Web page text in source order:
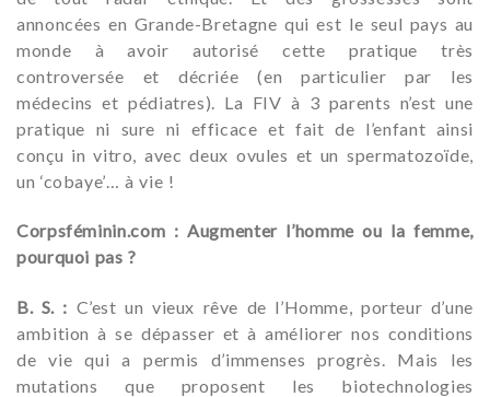
annoncées en Grande-Bretagne qui est le seul pays au
monde à avoir autorisé cette pratique très
controversée et décriée (en particulier par les
médecins et pédiatres). La FIV à 3 parents n’est une
pratique ni sure ni efficace et fait de l’enfant ainsi
conçu in vitro, avec deux ovules et un spermatozoïde,
un ‘cobaye’… à vie !
Corpsféminin.com : Augmenter l’homme ou la femme,
pourquoi pas ?
B. S. : C’est un vieux rêve de l’Homme, porteur d’une
ambition à se dépasser et à améliorer nos conditions
de vie qui a permis d’immenses progrès. Mais les
mutations que proposent les biotechnologies